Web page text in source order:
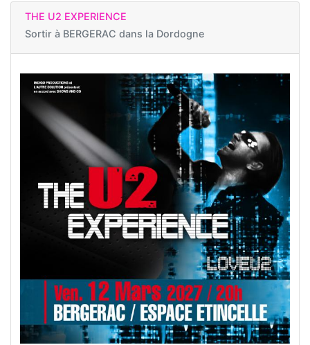
THE U2 EXPERIENCE
Sortir à BERGERAC dans la Dordogne